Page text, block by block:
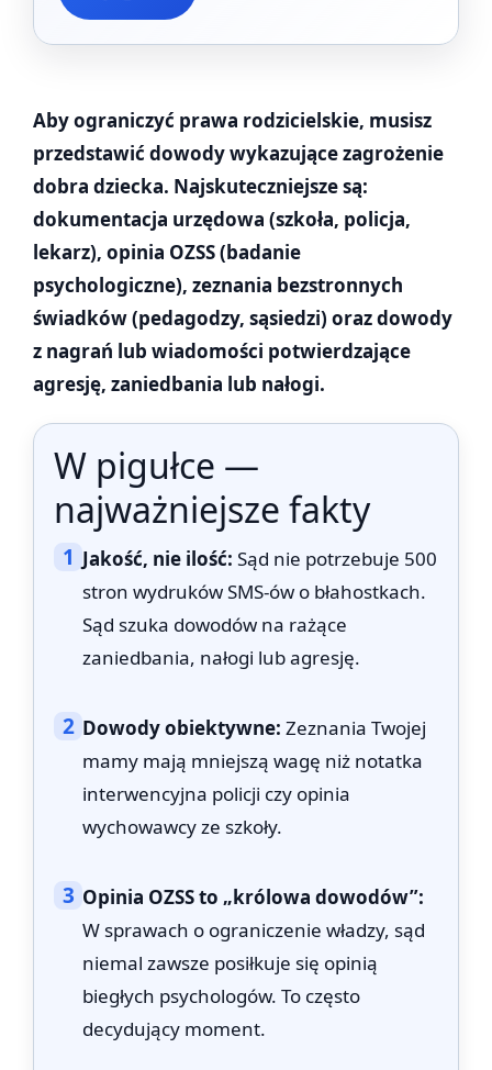
Aby ograniczyć prawa rodzicielskie, musisz
przedstawić dowody wykazujące zagrożenie
dobra dziecka. Najskuteczniejsze są:
dokumentacja urzędowa (szkoła, policja,
lekarz), opinia OZSS (badanie
psychologiczne), zeznania bezstronnych
świadków (pedagodzy, sąsiedzi) oraz dowody
z nagrań lub wiadomości potwierdzające
agresję, zaniedbania lub nałogi.
W pigułce —
najważniejsze fakty
1 Jakość, nie ilość: Sąd nie potrzebuje 500
stron wydruków SMS-ów o błahostkach.
Sąd szuka dowodów na rażące
zaniedbania, nałogi lub agresję.
2 Dowody obiektywne: Zeznania Twojej
mamy mają mniejszą wagę niż notatka
interwencyjna policji czy opinia
wychowawcy ze szkoły.
3 Opinia OZSS to „królowa dowodów”:
W sprawach o ograniczenie władzy, sąd
niemal zawsze posiłkuje się opinią
biegłych psychologów. To często
decydujący moment.